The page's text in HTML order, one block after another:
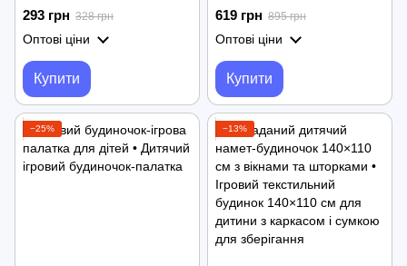
293 грн 328 грн
Оптові ціни
Купити
в 1 рожевий ∙ Ігровий намет
намет для вулиці та будинку
619 грн 895 грн
Оптові ціни
Купити
−25% −13%